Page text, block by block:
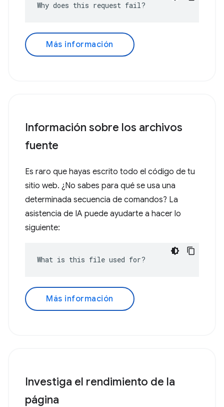
Why does this request fail?
Más información
Información sobre los archivos
fuente
Es raro que hayas escrito todo el código de tu
sitio web. ¿No sabes para qué se usa una
determinada secuencia de comandos? La
asistencia de IA puede ayudarte a hacer lo
siguiente:
What is this file used for?
Más información
Investiga el rendimiento de la
página